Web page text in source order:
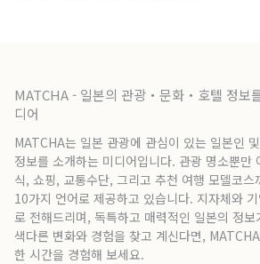
MATCHA - 일본의 관광・문화・호텔 정보
디어
MATCHA는 일본 관광에 관심이 있는 일본인
정보를 소개하는 미디어입니다. 관광 명소뿐만
식, 쇼핑, 교통수단, 그리고 추천 여행 모델코스
10가지 언어로 제공하고 있습니다. 지자체와
로 전해드리며, 독특하고 매력적인 일본의 정
색다른 변화와 경험을 찾고 계신다면,
한 시간을 경험해 보세요.